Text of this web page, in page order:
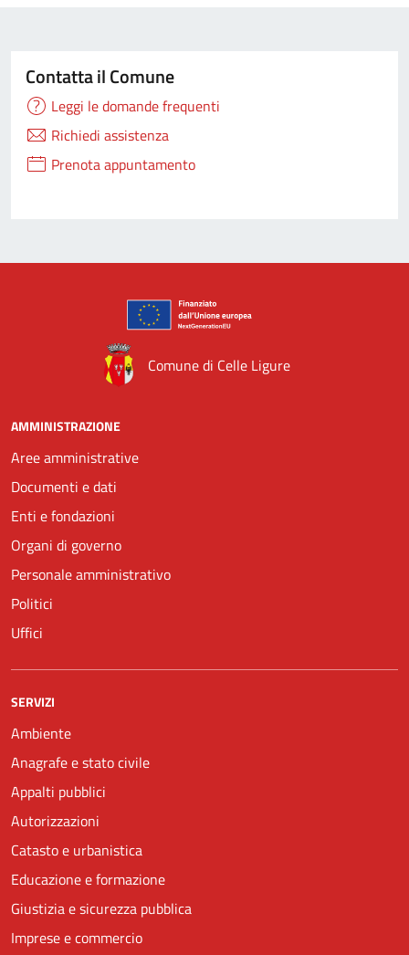
Contatta il Comune
Leggi le domande frequenti
Richiedi assistenza
Prenota appuntamento
Comune di Celle Ligure
AMMINISTRAZIONE
Aree amministrative
Documenti e dati
Enti e fondazioni
Organi di governo
Personale amministrativo
Politici
Uffici
SERVIZI
Ambiente
Anagrafe e stato civile
Appalti pubblici
Autorizzazioni
Catasto e urbanistica
Educazione e formazione
Giustizia e sicurezza pubblica
Imprese e commercio